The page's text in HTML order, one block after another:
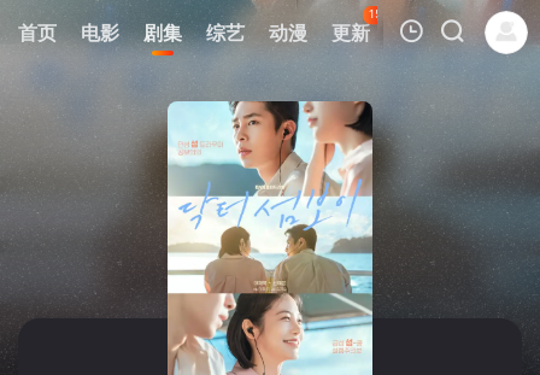
首页 电影 剧集 综艺 动漫 更新
152
热榜 APP
暂无观看影片的记录